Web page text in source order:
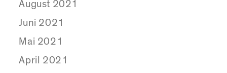
August 2021
Juni 2021
Mai 2021
April 2021